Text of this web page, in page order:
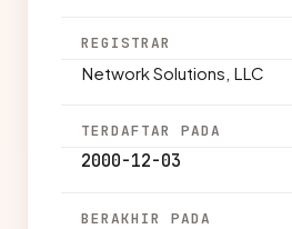
REGISTRAR
Network Solutions, LLC
TERDAFTAR PADA
2000-12-03
BERAKHIR PADA